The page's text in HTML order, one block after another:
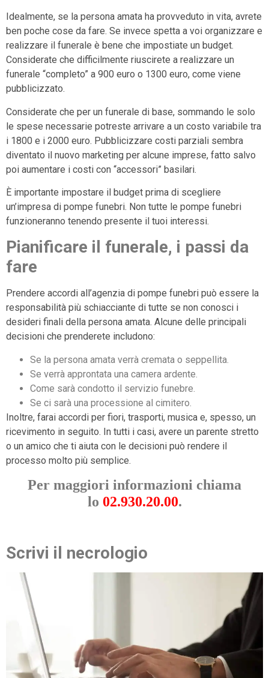
Idealmente, se la persona amata ha provveduto in vita, avrete
ben poche cose da fare. Se invece spetta a voi organizzare e
realizzare il funerale è bene che impostiate un budget.
Considerate che difficilmente riuscirete a realizzare un
funerale “completo” a 900 euro o 1300 euro, come viene
pubblicizzato.
Considerate che per un funerale di base, sommando le solo
le spese necessarie potreste arrivare a un costo variabile tra
i 1800 e i 2000 euro. Pubblicizzare costi parziali sembra
diventato il nuovo marketing per alcune imprese, fatto salvo
poi aumentare i costi con “accessori” basilari.
È importante impostare il budget prima di scegliere
un’impresa di pompe funebri. Non tutte le pompe funebri
funzioneranno tenendo presente il tuoi interessi.
Pianificare il funerale, i passi da
fare
Prendere accordi all’agenzia di pompe funebri può essere la
responsabilità più schiacciante di tutte se non conosci i
desideri finali della persona amata. Alcune delle principali
decisioni che prenderete includono:
Se la persona amata verrà cremata o seppellita.
Se verrà approntata una camera ardente.
Come sarà condotto il servizio funebre.
Se ci sarà una processione al cimitero.
Inoltre, farai accordi per fiori, trasporti, musica e, spesso, un
ricevimento in seguito. In tutti i casi, avere un parente stretto
o un amico che ti aiuta con le decisioni può rendere il
processo molto più semplice.
Per maggiori informazioni chiama
lo 02.930.20.00.
Scrivi il necrologio